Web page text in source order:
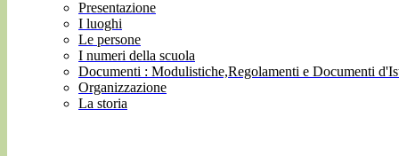
Presentazione
I luoghi
Le persone
I numeri della scuola
Documenti : Modulistiche,Regolamenti e Documenti
Organizzazione
La storia